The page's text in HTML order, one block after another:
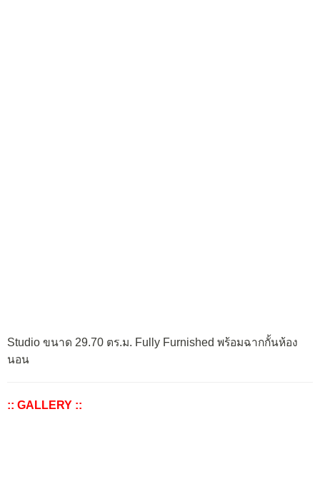
Studio ขนาด 29.70 ตร.ม. Fully Furnished พร้อมฉากกั้นห้อง
นอน
:: GALLERY ::